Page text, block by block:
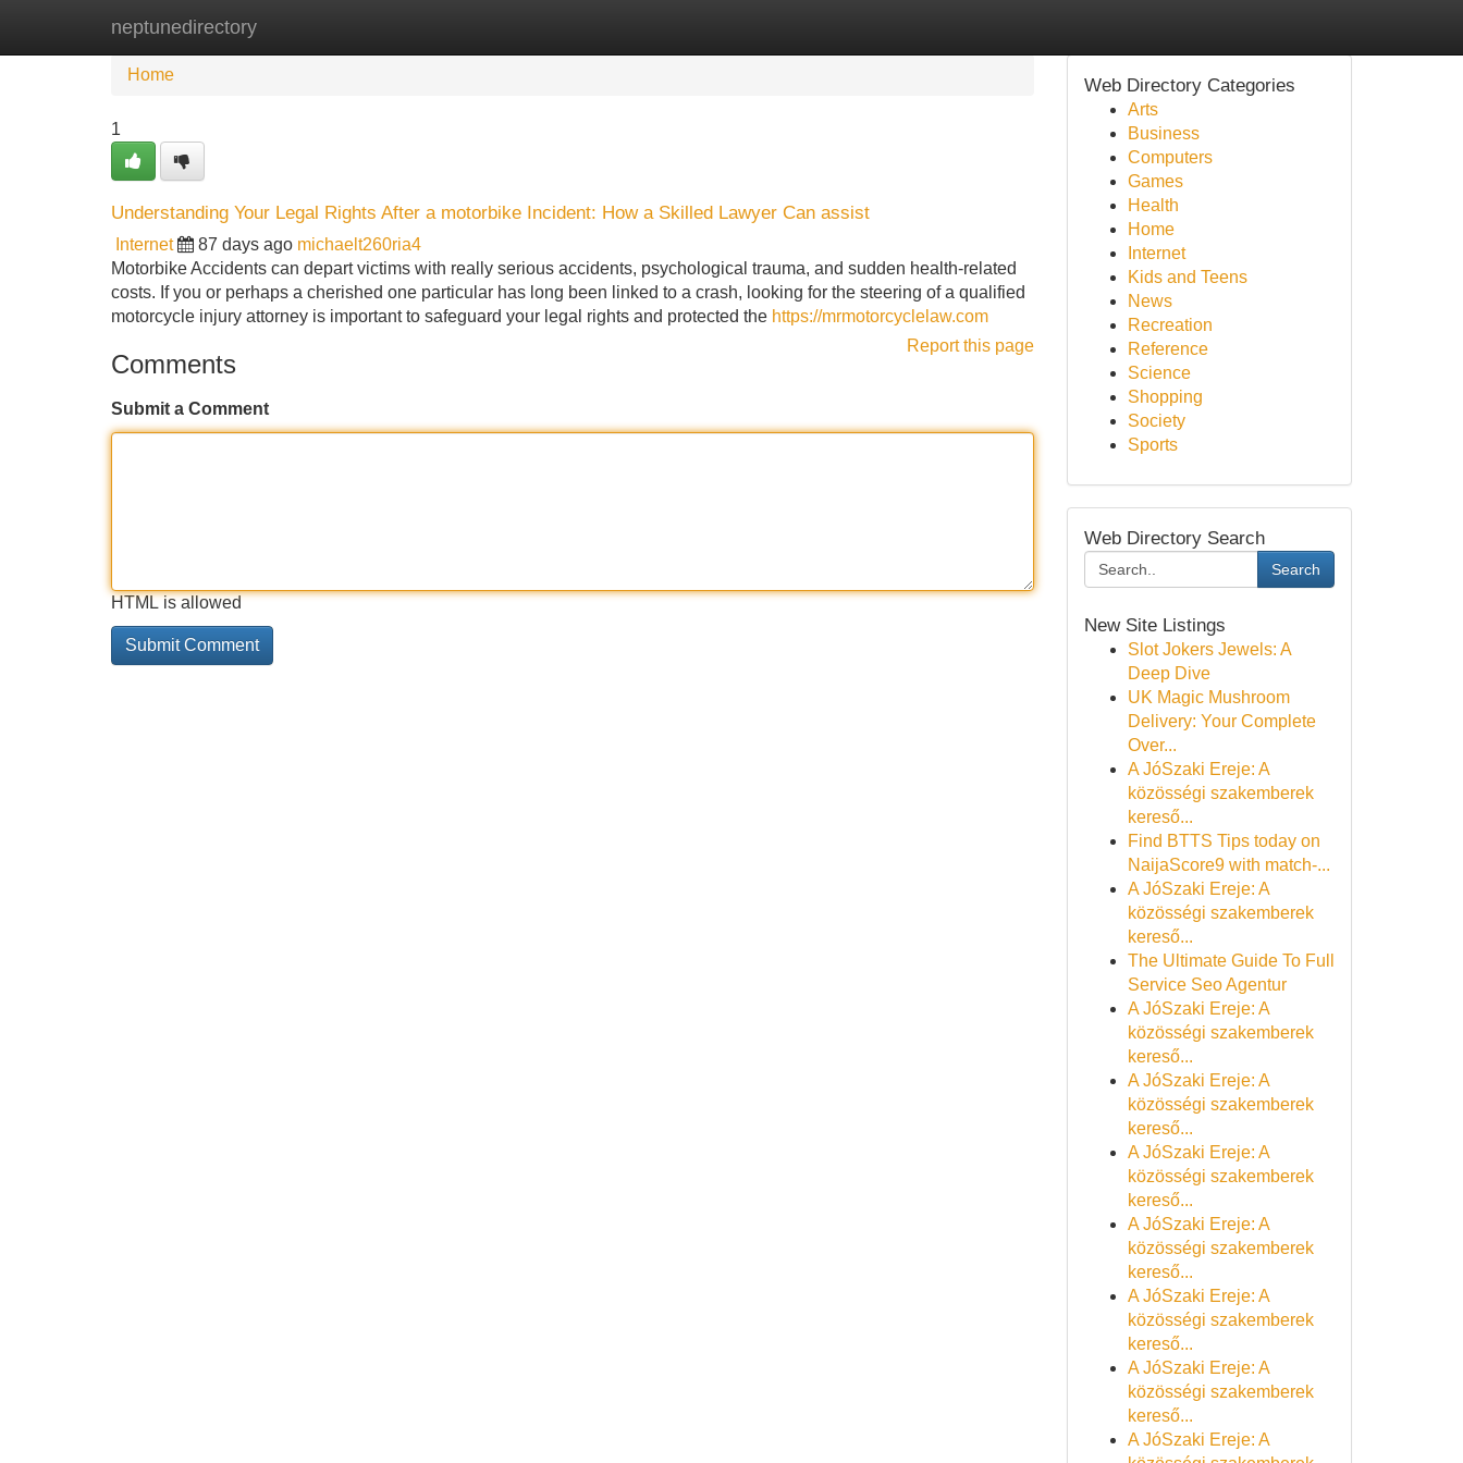
neptunedirectory
Home New Site Listings
Home
1
Understanding Your Legal Rights After a motorbike Incident: How a Skilled Lawyer Can assist
Internet 87 days ago michaelt260ria4
Motorbike Accidents can depart victims with really serious accidents, psychological trauma, and sudden health-related
costs. If you or perhaps a cherished one particular has long been linked to a crash, looking for the steering of a qualified
motorcycle injury attorney is important to safeguard your legal rights and protected the https://mrmotorcyclelaw.com
Report this page
Comments
Submit a Comment
HTML is allowed
Web Directory Categories
Arts
Business
Computers
Games
Health
Home
Internet
Kids and Teens
News
Recreation
Reference
Science
Shopping
Society
Sports
Web Directory Search
Search
New Site Listings
Slot Jokers Jewels: A
Deep Dive
UK Magic Mushroom
Delivery: Your Complete
Over...
A JóSzaki Ereje: A
közösségi szakemberek
kereső...
Find BTTS Tips today on
NaijaScore9 with match-...
A JóSzaki Ereje: A
közösségi szakemberek
kereső...
The Ultimate Guide To Full
Service Seo Agentur
A JóSzaki Ereje: A
közösségi szakemberek
kereső...
A JóSzaki Ereje: A
közösségi szakemberek
kereső...
A JóSzaki Ereje: A
közösségi szakemberek
kereső...
A JóSzaki Ereje: A
közösségi szakemberek
kereső...
A JóSzaki Ereje: A
közösségi szakemberek
kereső...
A JóSzaki Ereje: A
közösségi szakemberek
kereső...
A JóSzaki Ereje: A